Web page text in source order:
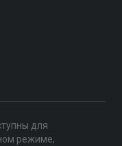
для
режиме,